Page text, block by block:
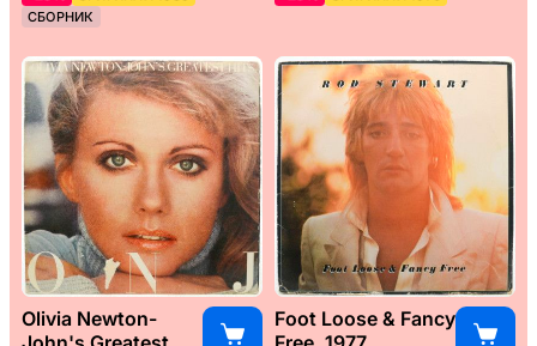
СБОРНИК
Olivia Newton-
Foot Loose & Fancy